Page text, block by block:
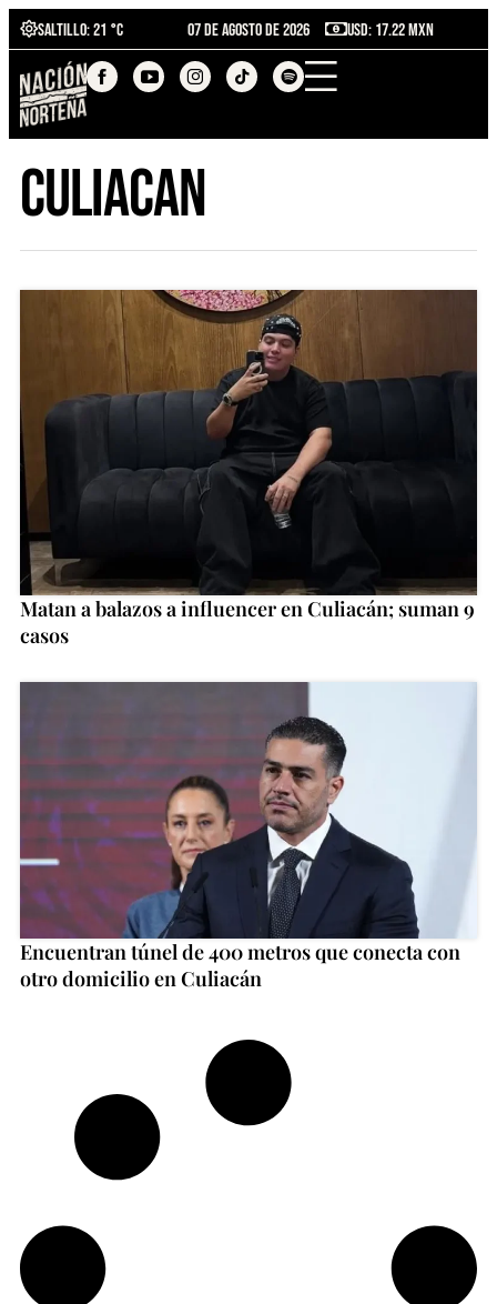
Saltillo: 21 °C 07 de agosto de 2026 USD: 17.22 MXN
culiacan
Matan a balazos a influencer en Culiacán; suman 9
casos
Encuentran túnel de 400 metros que conecta con
otro domicilio en Culiacán